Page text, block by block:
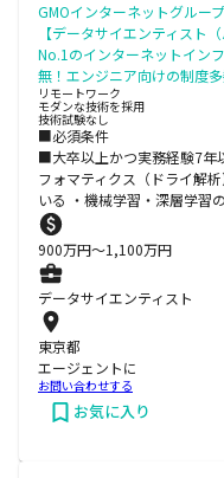
GMOインターネットグルー
【データサイエンティスト
No.1のインターネットイン
無！エンジニア向けの制度
リモートワーク
モダンな技術を採用
技術試験なし
■必須条件
■大卒以上かつ実務経験7年
フォマティクス（ドライ解
いる ・機械学習・深層学習
900万円〜1,100万円
データサイエンティスト
東京都
エージェントに
お問い合わせする
お気に入り